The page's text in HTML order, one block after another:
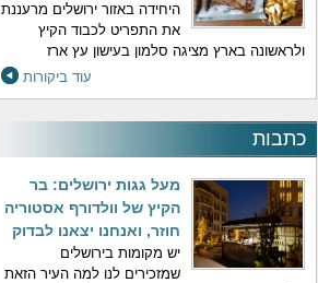
היחידה באזור ירושלים מרעננת
את התפריט לכבוד הקיץ
ולראשונה בארץ מציגה סלמון בעישון עץ ארז
עוד ביקורות
כתבות
מעל גגות ירושלים: בר
הקיץ של וולדורף אסטוריה
חוזר, ואנחנו יצאנו לבדוק
יש מקומות בירושלים
שמזכירים לנו למה העיר הזאת